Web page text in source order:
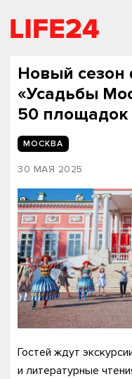
Новый сезон
«Усадьбы
50 площадок
МОСКВА
30 МАЯ 2025
Гостей ждут
и литературные